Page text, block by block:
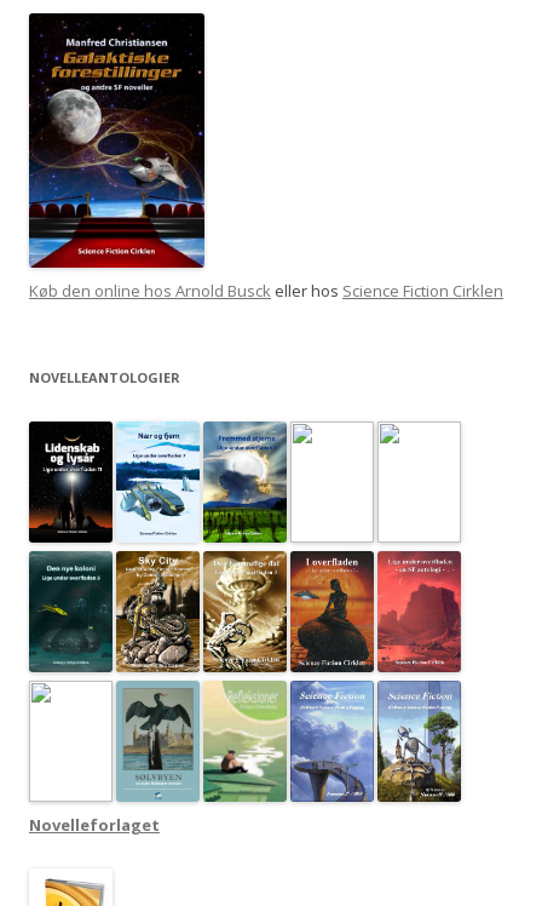
Køb den online hos Arnold Busck eller hos Science Fiction Cirklen
NOVELLEANTOLOGIER
Novelleforlaget